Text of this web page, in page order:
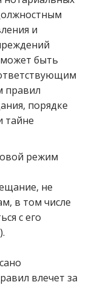
и
быть
правил
порядке
тайне
режим
не
в том числе
с его
влечет за